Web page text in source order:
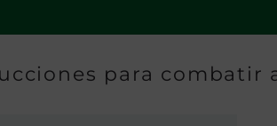
para combatir